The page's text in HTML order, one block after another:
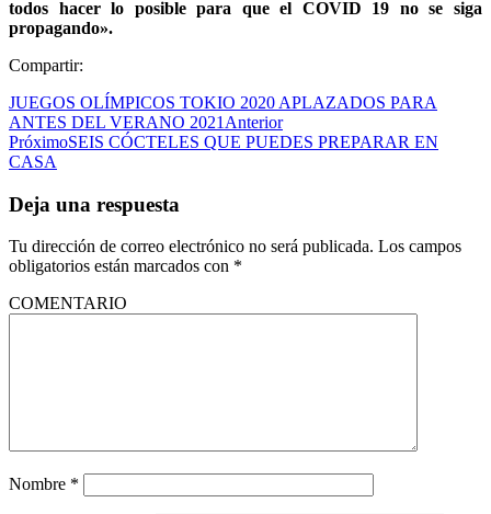
todos hacer lo posible para que el COVID 19 no se siga
propagando».
Compartir:
JUEGOS OLÍMPICOS TOKIO 2020 APLAZADOS PARA
ANTES DEL VERANO 2021 Anterior
PróximoSEIS CÓCTELES QUE PUEDES PREPARAR EN
CASA
Deja una respuesta
Tu dirección de correo electrónico no será publicada. Los campos
obligatorios están marcados con *
COMENTARIO
Nombre *